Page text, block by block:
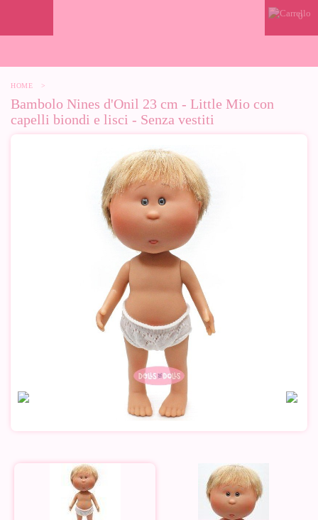
0
HOME >
Bambolo Nines d'Onil 23 cm - Little Mio con
capelli biondi e lisci - Senza vestiti